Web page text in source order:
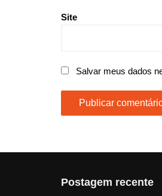
Site
Salvar meus dados
Postagem recente